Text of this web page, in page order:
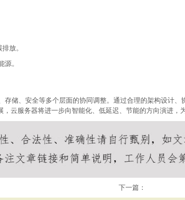
放。
源。
存储、安全等多个层面的协同调整。通过合理的架构设计
，云服务器将进一步向智能化、低延迟、节能的方向演进，
下一篇：